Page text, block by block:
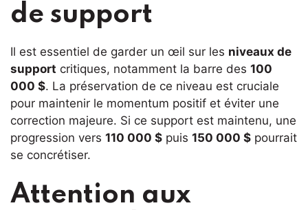
de support
Il est essentiel de garder un œil sur les niveaux de
support critiques, notamment la barre des 100
000 $. La préservation de ce niveau est cruciale
pour maintenir le momentum positif et éviter une
correction majeure. Si ce support est maintenu, une
progression vers 110 000 $ puis 150 000 $ pourrait
se concrétiser.
Attention aux